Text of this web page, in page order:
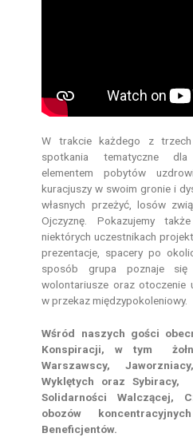
W trakcie każdego z
spotkania tematyczne
elementem pobytów
kuracjuszy w swoim gronie i
własnych przeżyć, losów
Ojczyznę. Pokazujemy
niektórych uczestnikach
prezentacje, spacery po
sposób grupa poznaje
wolontariusze oraz otoczenie
w przekaz międzypokoleniowy.
Wśród naszych gości
Konspiracji, w tym
Warszawscy,
Wyklętych oraz Sybiracy,
Solidarności Walczącej,
obozów
Beneficjentów.